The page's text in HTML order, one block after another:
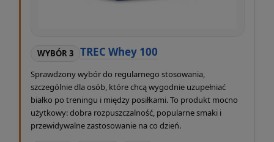
WYBÓR 3 TREC Whey 100
Sprawdzony wybór do regularnego stosowania,
szczególnie dla osób, które chcą wygodnie uzupełniać
białko po treningu i między posiłkami. To produkt mocno
użytkowy: dobra rozpuszczalność, popularne smaki i
przewidywalne zastosowanie na co dzień.